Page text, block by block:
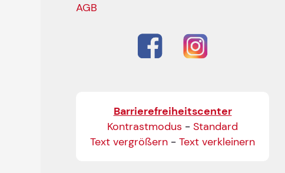
AGB
Barrierefreiheitscenter
Kontrastmodus - Standard
Text vergrößern - Text verkleinern